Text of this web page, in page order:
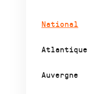
National
Atlantique
Auvergne